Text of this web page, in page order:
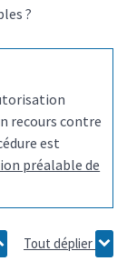
?
recours contre
est
préalable de
Tout déplier